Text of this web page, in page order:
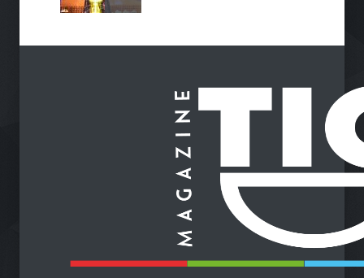
Impulsa tu Negocio con
llega al Cesar
Emprendimiento
28 de septiembre de 2024
Protegiendo nuestra visión
en la era digital
Salud 28 de septiembre de 2024